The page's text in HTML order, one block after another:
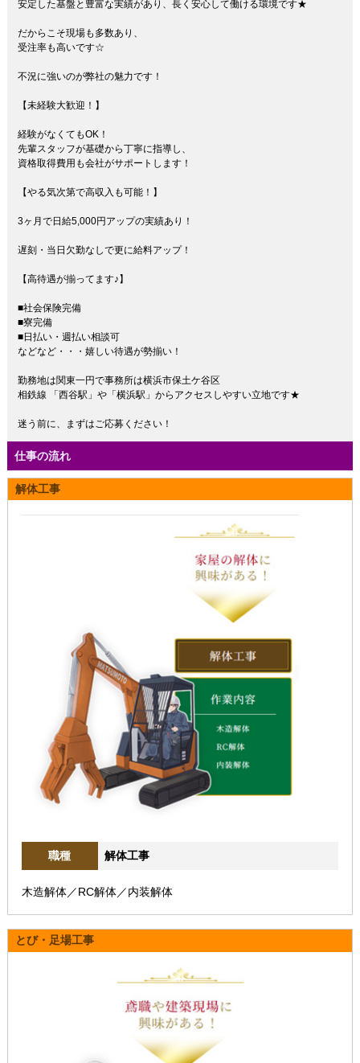
安定した基盤と豊富な実績があり、長く安心して働ける環境です★
だからこそ現場も多数あり、
受注率も高いです☆
不況に強いのが弊社の魅力です！
【未経験大歓迎！】
経験がなくてもOK！
先輩スタッフが基礎から丁寧に指導し、
資格取得費用も会社がサポートします！
【やる気次第で高収入も可能！】
3ヶ月で日給5,000円アップの実績あり！
遅刻・当日欠勤なしで更に給料アップ！
【高待遇が揃ってます♪】
■社会保険完備
■寮完備
■日払い・週払い相談可
などなど・・・嬉しい待遇が勢揃い！
勤務地は関東一円で事務所は横浜市保土ケ谷区
相鉄線 「西谷駅」や「横浜駅」からアクセスしやすい立地です★
迷う前に、まずはご応募ください！
仕事の流れ
解体工事
職種 解体工事
木造解体／RC解体／内装解体
とび・足場工事